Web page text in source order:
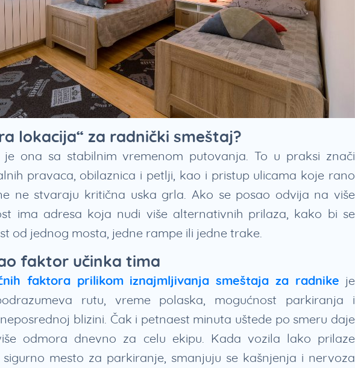
lokacija“ za radnički smeštaj?
ona sa stabilnim vremenom putovanja. To u praksi znači
pravaca, obilaznica i petlji, kao i pristup ulicama koje rano
ne stvaraju kritična uska grla. Ako se posao odvija na više
ima adresa koja nudi više alternativnih prilaza, kako bi se
od jednog mosta, jedne rampe ili jedne trake.
faktor učinka tima
faktora prilikom iznajmljivanja smeštaja za radnike je
rutu, vreme polaska, mogućnost parkiranja i
blizini. Čak i petnaest minuta uštede po smeru daje
odmora dnevno za celu ekipu. Kada vozila lako prilaze
mesto za parkiranje, smanjuju se kašnjenja i nervoza